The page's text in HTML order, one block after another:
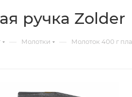
ручка Zolder
— Молотки — Молоток 400 г